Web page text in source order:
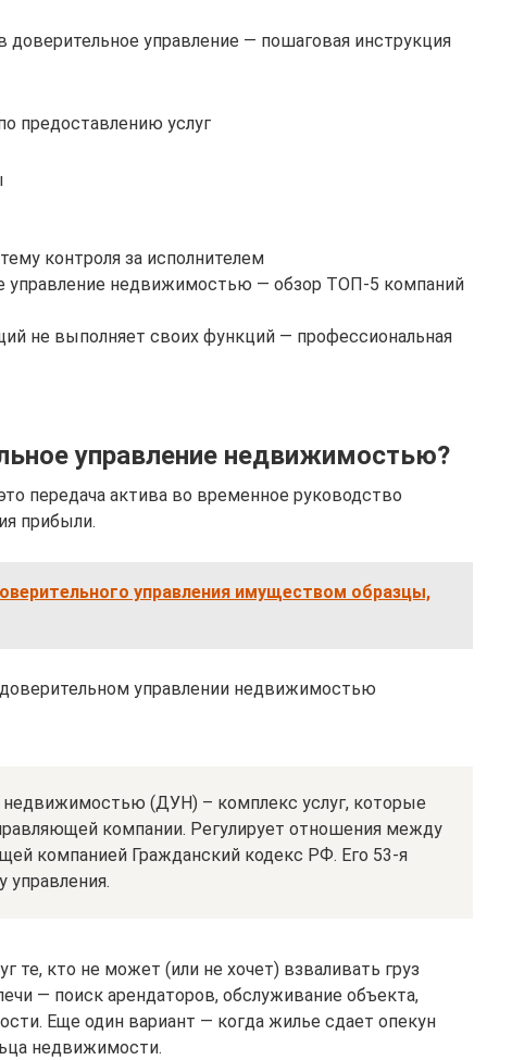
управление — пошаговая инструкция
предоставлению услуг
контроля за исполнителем
управление недвижимостью — обзор ТОП-5 компаний
не выполняет своих функций — профессиональная
управление недвижимостью?
передача актива во временное руководство
прибыли.
управления имуществом образцы,
управлении недвижимостью
недвижимостью (ДУН) – комплекс услуг, которые
компании. Регулирует отношения между
компанией Гражданский кодекс РФ. Его 53-я
управления.
те, кто не может (или не хочет) взваливать груз
— поиск арендаторов, обслуживание объекта,
Еще один вариант — когда жилье сдает опекун
недвижимости.